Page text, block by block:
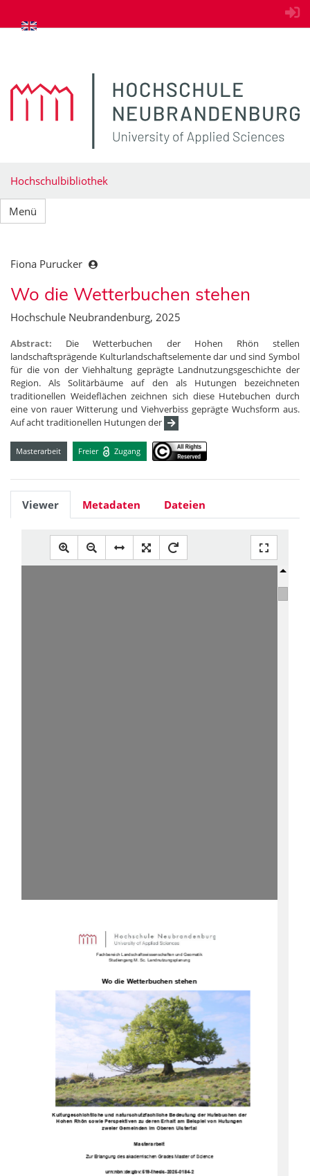
zum Inhalt springen
Hochschulbibliothek
Menü
Fiona Purucker
Wo die Wetterbuchen stehen
Hochschule Neubrandenburg, 2025
Abstract: Die Wetterbuchen der Hohen Rhön stellen
landschaftsprägende Kulturlandschaftselemente dar und sind Symbol
für die von der Viehhaltung geprägte Landnutzungsgeschichte der
Region. Als Solitärbäume auf den als Hutungen bezeichneten
traditionellen Weideflächen zeichnen sich diese Hutebuchen durch
eine von rauer Witterung und Viehverbiss geprägte Wuchsform aus.
Auf acht traditionellen Hutungen der
Masterarbeit Freier Zugang
Viewer Metadaten Dateien
Fachbereich Landschaftswissenschaften und Geomatik
Studiengang M. Sc. Landnutzungsplanung
Wo die Wetterbuchen stehen
Kulturgeschichtliche und naturschutzfachliche Bedeutung der Hutebuchen der
Hohen Rhˆn sowie Perspektiven zu deren Erhalt am Beispiel von Hutungen
zweier Gemeinden im Oberen Ulstertal
Masterarbeit
Zur Erlangung des akademischen Grades Master of Science
urn:nbn:de:gbv:519-thesis-2025-0184-2